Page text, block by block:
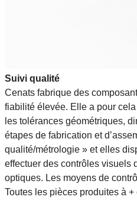
Suivi qualité
Cenats fabrique des
fiabilité élevée. Elle a pour
les tolérances géométriques,
étapes de fabrication et
qualité/métrologie » et elles
effectuer des contrôles visuels
optiques. Les moyens de
Toutes les pièces produites à